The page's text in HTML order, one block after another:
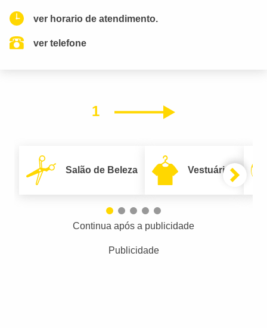
ver horario de atendimento.
ver telefone
1 Próximo
Salão de Beleza Vestuário
Continua após a publicidade
Publicidade